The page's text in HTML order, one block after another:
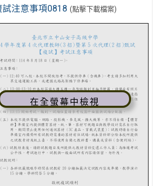
試注意事項0818 (點擊下載檔案)
在全螢幕中檢視